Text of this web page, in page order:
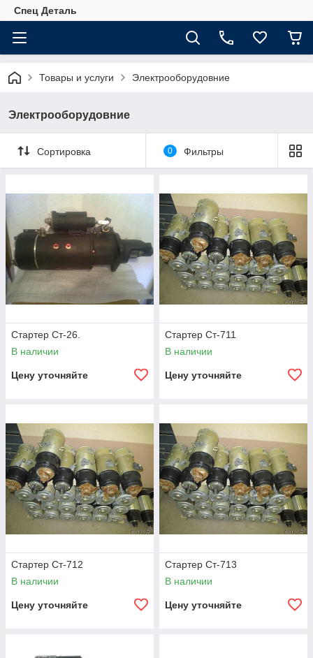
Спец Деталь
Товары и услуги Электрооборудовние
Электрооборудовние
Сортировка 0 Фильтры
Стартер Ст-26.
В наличии
Цену уточняйте
Стартер Ст-711
В наличии
Цену уточняйте
Стартер Ст-712
В наличии
Цену уточняйте
Стартер Ст-713
В наличии
Цену уточняйте